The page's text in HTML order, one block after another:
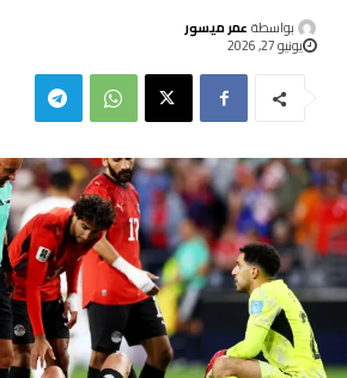
بواسطة عمر ميسور
يونيو 27, 2026